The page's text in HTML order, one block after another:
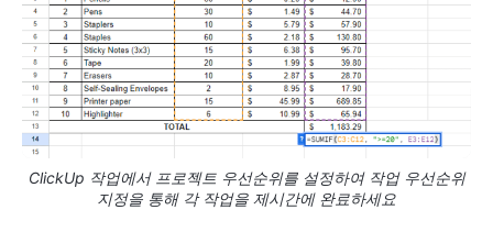
ClickUp 작업에서 프로젝트 우선순위를 설정하여 작업 우선순위
지정을 통해 각 작업을 제시간에 완료하세요